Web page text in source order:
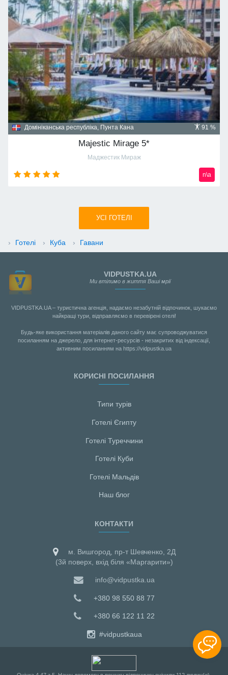
91 %
Домініканська республіка, Пунта Кана
Majestic Mirage 5*
Маджестик Мираж
n\a
УСI ГОТЕЛІ
› Готелі › Куба › Гавани
VIDPUSTKA.UA
Ми втілимо в життя Ваші мрії
VIDPUSTKA.UA – туристична агенція, надаємо незабутній відпочинок, шукаємо
найкращі тури, відправляємо в перевірені отелі!
Будь-яке використання матеріалів даного сайту має супроводжуватися
посиланням на джерело, для інтернет-ресурсів - незакритих від індексації,
активним посиланням на https://vidpustka.ua
КОРИСНІ ПОСИЛАННЯ
Типи турів
Готелі Єгипту
Готелі Туреччини
Готелі Куби
Готелі Мальдiв
Наш блог
КОНТАКТИ
м. Вишгород, пр-т Шевченко, 2Д
(3й поверх, вхід біля «Маргарити»)
info@vidpustka.ua
+380 98 550 88 77
+380 66 122 11 22
#vidpustkaua